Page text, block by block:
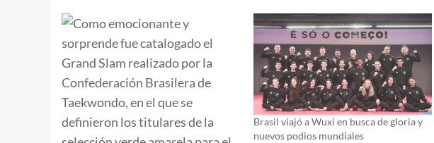
Brasil viajó a Wuxi en busca de gloria y
nuevos podios mundiales